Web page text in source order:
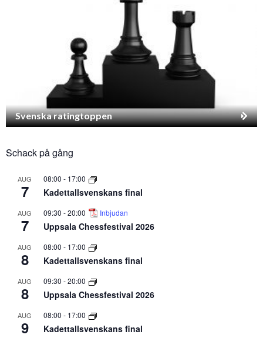
Svenska ratingtoppen
Schack på gång
AUG
7
08:00 - 17:00
Kadettallsvenskans final
AUG
7
09:30 -20:00 Inbjudan
Uppsala Chessfestival 2026
AUG
8
08:00 - 17:00
Kadettallsvenskans final
AUG
8
09:30 -20:00
Uppsala Chessfestival 2026
AUG
9
08:00 - 17:00
Kadettallsvenskans final